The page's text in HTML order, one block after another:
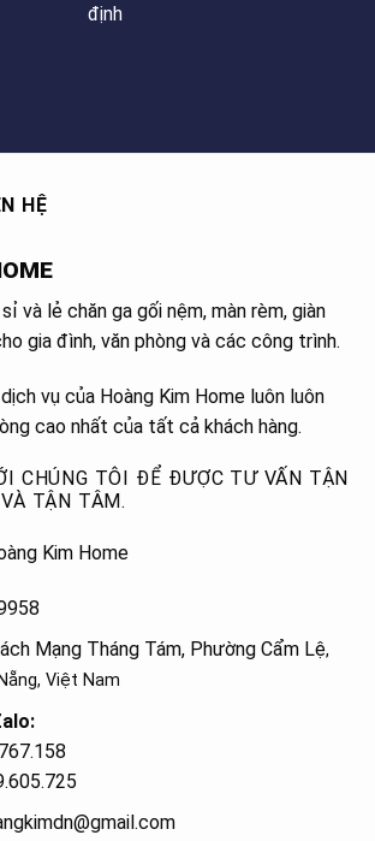
định
HỆ
và lẻ chăn ga gối nệm, màn rèm, giàn
gia đình, văn phòng và các công trình.
vụ của Hoàng Kim Home luôn luôn
cao nhất của tất cả khách hàng.
CHÚNG TÔI ĐỂ ĐƯỢC TƯ VẤN TẬN
TẬN TÂM.
Kim Home
Mạng Tháng Tám, Phường Cẩm Lệ,
Việt Nam